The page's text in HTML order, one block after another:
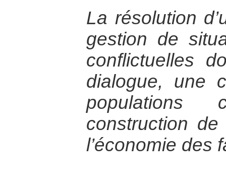
La résolution
gestion de
conflictuelles
dialogue, une
construction
l’économie des